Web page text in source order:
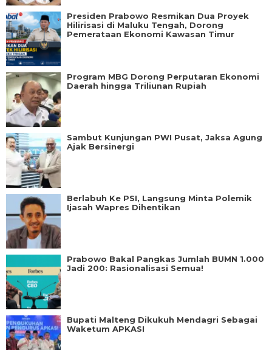
Presiden Prabowo Resmikan Dua Proyek
Hilirisasi di Maluku Tengah, Dorong
Pemerataan Ekonomi Kawasan Timur
Program MBG Dorong Perputaran Ekonomi
Daerah hingga Triliunan Rupiah
Sambut Kunjungan PWI Pusat, Jaksa Agung
Ajak Bersinergi
Berlabuh Ke PSI, Langsung Minta Polemik
Ijasah Wapres Dihentikan
Prabowo Bakal Pangkas Jumlah BUMN 1.000
Jadi 200: Rasionalisasi Semua!
Bupati Malteng Dikukuh Mendagri Sebagai
Waketum APKASI